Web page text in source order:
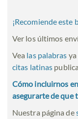
¡Recomiende este
Ver los últimos
Vea las palabras
citas latinas
Cómo incluirnos
asegurarte de que
Nuestra página de